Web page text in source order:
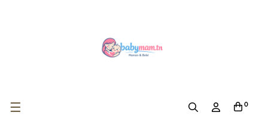
Basculer la navigation
☰ 0